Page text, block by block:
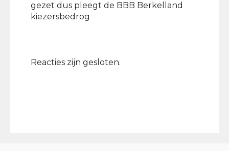
gezet dus pleegt de BBB Berkelland
kiezersbedrog
Reacties zijn gesloten.